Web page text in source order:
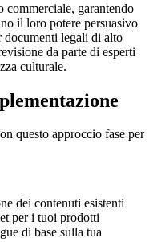
commerciale, garantendo
il loro potere persuasivo
documenti legali di alto
da parte di esperti
culturale.
questo approccio fase per
dei contenuti esistenti
per i tuoi prodotti
di base sulla tua